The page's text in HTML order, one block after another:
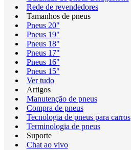
Rede de revendedores
Tamanhos de pneus
Pneus 20"
Pneus 19"
Pneus 18"
Pneus 17"
Pneus 16"
Pneus 15"
Ver tudo
Artigos
Manutenção de pneus
Compra de pneus
Tecnologia de pneus para carros
Terminologia de pneus
Suporte
Chat ao vivo